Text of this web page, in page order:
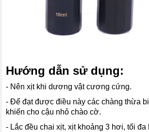
Hướng dẫn sử dụng:
- Nên xịt khi dương vật cương cứng.
- Để đạt được điều này các chàng thừa
khiến cho cậu nhỏ chào cờ.
- Lắc đều chai xịt, xịt khoảng 3 hơi, tối